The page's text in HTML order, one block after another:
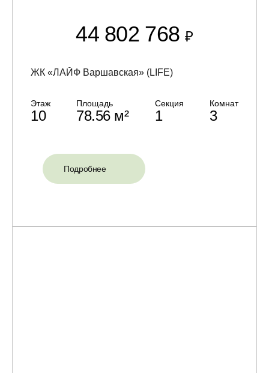
44 802 768₽
ЖК «ЛАЙФ Варшавская» (LIFE)
Этаж
10
Площадь
78.56 м²
Секция
1
Комнат
3
Подробнее